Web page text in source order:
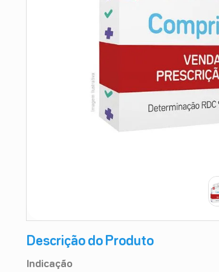
Descrição do Produto
Indicação
10ºshampoo